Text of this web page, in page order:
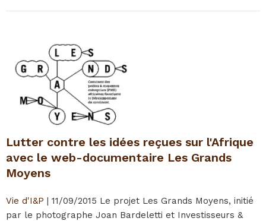
Lutter contre les idées reçues sur l'Afrique
avec le web-documentaire Les Grands
Moyens
Vie d'I&P | 11/09/2015 Le projet Les Grands Moyens, initié
par le photographe Joan Bardeletti et Investisseurs &